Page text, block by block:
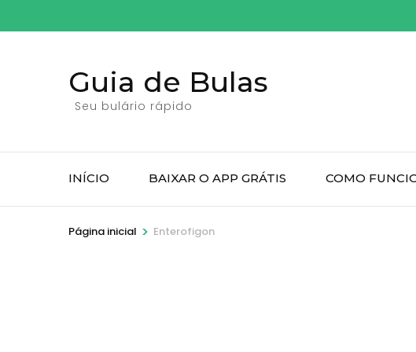
para
Guia de Bulas
Seu bulário rápido
INÍCIO BAIXAR O APP GRÁTIS COMO
Página inicial > Enterofigon